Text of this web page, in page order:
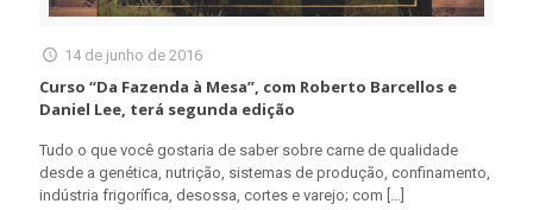
14 de junho de 2016
Curso “Da Fazenda à Mesa”, com Roberto Barcellos e
Daniel Lee, terá segunda edição
Tudo o que você gostaria de saber sobre carne de qualidade
desde a genética, nutrição, sistemas de produção, confinamento,
indústria frigorífica, desossa, cortes e varejo; com […]